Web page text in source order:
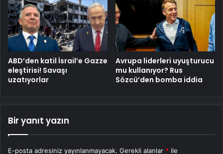
ABD’den katil İsrail’e Gazze
eleştirisi! Savaşı
uzatıyorlar
Avrupa liderleri uyuşturucu
mu kullanıyor? Rus
Sözcü’den bomba iddia
Bir yanıt yazın
E-posta adresiniz yayınlanmayacak. Gerekli alanlar * ile